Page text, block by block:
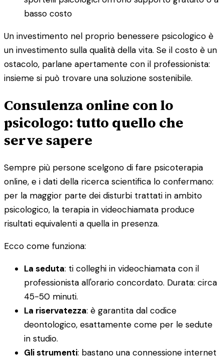
basso costo
Un investimento nel proprio benessere psicologico è
un investimento sulla qualità della vita. Se il costo è un
ostacolo, parlane apertamente con il professionista:
insieme si può trovare una soluzione sostenibile.
Consulenza online con lo
psicologo: tutto quello che
serve sapere
Sempre più persone scelgono di fare psicoterapia
online, e i dati della ricerca scientifica lo confermano:
per la maggior parte dei disturbi trattati in ambito
psicologico, la terapia in videochiamata produce
risultati equivalenti a quella in presenza.
Ecco come funziona:
La seduta: ti colleghi in videochiamata con il
professionista all'orario concordato. Durata: circa
45-50 minuti.
La riservatezza: è garantita dal codice
deontologico, esattamente come per le sedute
in studio.
Gli strumenti: bastano una connessione internet